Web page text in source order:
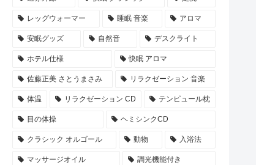
レッグウォーマー 睡眠 音楽 アロマ
安眠グッズ 自然音 デスクライト
ホテル仕様 快眠 アロマ
佐藤正美 さとうまさみ リラクゼーション 音楽
体温 リラクゼーション CD テンピュール枕
目の体操 ヘミシンクCD
クラシック オルゴール 動物 入浴法
マッサージオイル 調光機能付き